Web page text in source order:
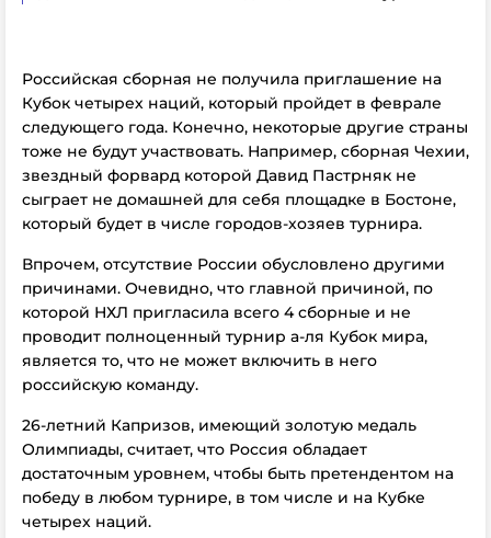
Российская сборная не получила приглашение на
Кубок четырех наций, который пройдет в феврале
следующего года. Конечно, некоторые другие страны
тоже не будут участвовать. Например, сборная Чехии,
звездный форвард которой Давид Пастрняк не
сыграет не домашней для себя площадке в Бостоне,
который будет в числе городов-хозяев турнира.
Впрочем, отсутствие России обусловлено другими
причинами. Очевидно, что главной причиной, по
которой НХЛ пригласила всего 4 сборные и не
проводит полноценный турнир а-ля Кубок мира,
является то, что не может включить в него
российскую команду.
26-летний Капризов, имеющий золотую медаль
Олимпиады, считает, что Россия обладает
достаточным уровнем, чтобы быть претендентом на
победу в любом турнире, в том числе и на Кубке
четырех наций.